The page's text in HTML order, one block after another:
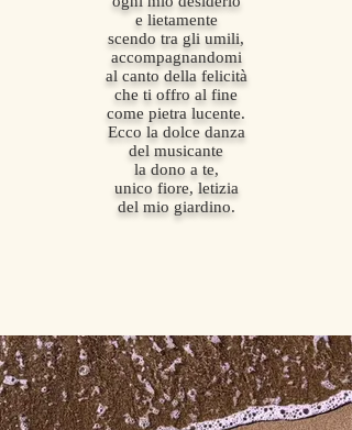
e lietamente
scendo tra gli umili,
accompagnandomi
al canto della felicità
che ti offro al fine
come pietra lucente.
Ecco la dolce danza
del musicante
la dono a te,
unico fiore, letizia
del mio giardino.